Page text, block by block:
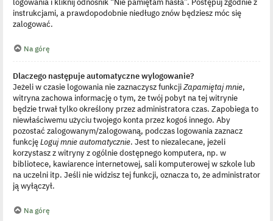
instrukcjami, a prawdopodobnie niedługo znów będziesz móc się
zalogować.
Na górę
Dlaczego następuje automatyczne wylogowanie?
Jeżeli w czasie logowania nie zaznaczysz funkcjiZapamiętaj mnie,
witryna zachowa informację o tym, że twój pobyt na tej witrynie
będzie trwał tylko określony przez administratora czas. Zapobiega to
niewłaściwemu użyciu twojego konta przez kogoś innego. Aby
pozostać zalogowanym/zalogowaną, podczas logowania zaznacz
funkcjęLoguj mnie automatycznie. Jest to niezalecane, jeżeli
korzystasz z witryny z ogólnie dostępnego komputera, np. w
bibliotece, kawiarence internetowej, sali komputerowej w szkole lub
na uczelni itp. Jeśli nie widzisz tej funkcji, oznacza to, że administrator
ją wyłączył.
Na górę